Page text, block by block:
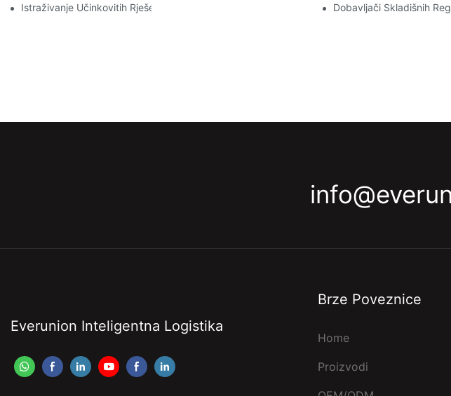
Istraživanje Učinkovitih Rješenja Za Skladišne ​​regale Za Svaku IndustrijuDobavljači Skladišnih
Everunion Inteligentna Logistika
Brze Poveznice
Home
Proizvodi